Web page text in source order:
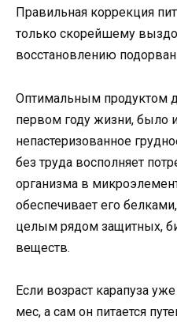
Правильная коррекция
только скорейшему
восстановлению
Оптимальным продуктом
первом году жизни, было и
непастеризованное
без труда восполняет
организма в
обеспечивает его
целым рядом защитных,
веществ.
Если возраст карапуза
мес, а сам он питается